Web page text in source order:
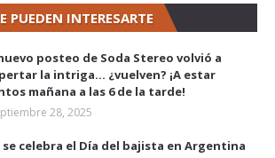
PUEDEN INTERESARTE
posteo de Soda Stereo volvió a
la intriga... ¿vuelven? ¡A estar
mañana a las 6 de la tarde!
28, 2025
se celebra el Día del bajista en Argentina